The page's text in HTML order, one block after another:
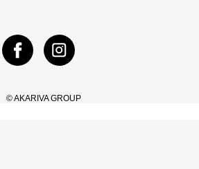
© AKARIVA GROUP